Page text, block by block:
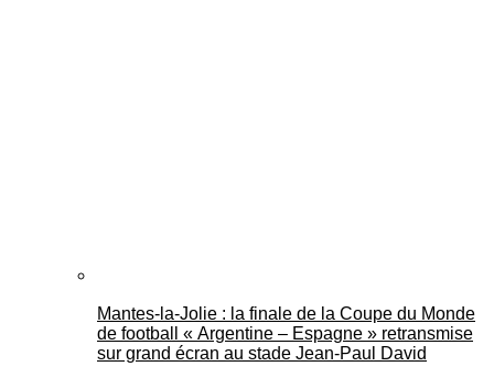
Mantes-la-Jolie : la finale de la Coupe du Monde
de football « Argentine – Espagne » retransmise
sur grand écran au stade Jean-Paul David